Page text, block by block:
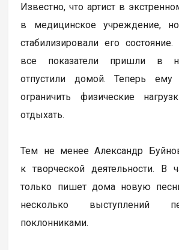
Известно, что артист в
в медицинское учреждение,
стабилизировали его
все показатели пришли в
отпустили домой. Теперь ему
ограничить физические
отдыхать.
Тем не менее Александр
к творческой деятельности. В
только пишет дома новую
несколько выступлений
поклонниками.